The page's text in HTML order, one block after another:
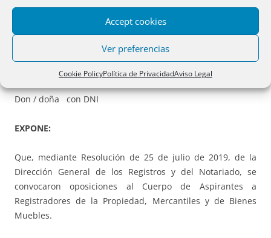
Accept cookies
Ver preferencias
Cookie PolicyPolítica de PrivacidadAviso Legal
MODELO DE SOLICITUD DE
SALVOCONDUCTO:
Don / doña con DNI
EXPONE:
Que, mediante Resolución de 25 de julio de 2019, de la
Dirección General de los Registros y del Notariado, se
convocaron oposiciones al Cuerpo de Aspirantes a
Registradores de la Propiedad, Mercantiles y de Bienes
Muebles.